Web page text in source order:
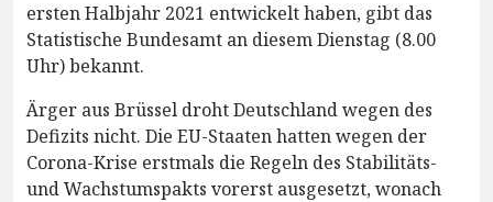
ersten Halbjahr 2021 entwickelt haben, gibt das
Statistische Bundesamt an diesem Dienstag (8.00
Uhr) bekannt.
Ärger aus Brüssel droht Deutschland wegen des
Defizits nicht. Die EU-Staaten hatten wegen der
Corona-Krise erstmals die Regeln des Stabilitäts-
und Wachstumspakts vorerst ausgesetzt, wonach